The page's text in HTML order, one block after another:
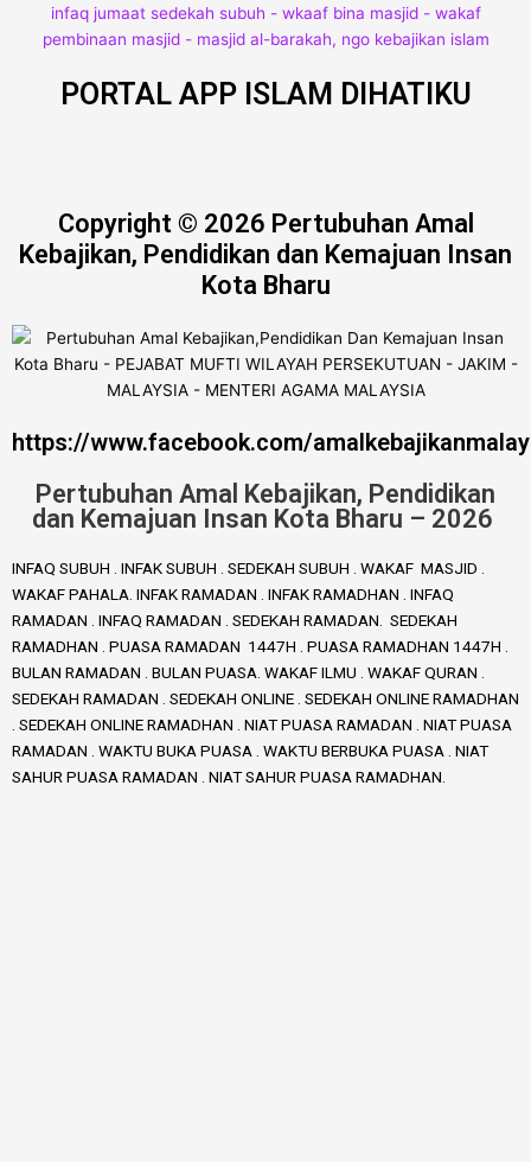
PORTAL APP ISLAM DIHATIKU
Copyright © 2026 Pertubuhan Amal
Kebajikan, Pendidikan dan Kemajuan Insan
Kota Bharu
https://www.facebook.com/
Pertubuhan Amal Kebajikan, Pendidikan
dan Kemajuan Insan Kota Bharu – 2026
INFAQ SUBUH . INFAK SUBUH . SEDEKAH SUBUH . WAKAF MASJID .
WAKAF PAHALA. INFAK RAMADAN . INFAK RAMADHAN . INFAQ
RAMADAN . INFAQ RAMADAN . SEDEKAH RAMADAN. SEDEKAH
RAMADHAN . PUASA RAMADAN 1447H . PUASA RAMADHAN 1447H .
BULAN RAMADAN . BULAN PUASA. WAKAF ILMU . WAKAF QURAN .
SEDEKAH RAMADAN . SEDEKAH ONLINE . SEDEKAH ONLINE RAMADHAN
. SEDEKAH ONLINE RAMADHAN . NIAT PUASA RAMADAN . NIAT PUASA
RAMADAN . WAKTU BUKA PUASA . WAKTU BERBUKA PUASA . NIAT
SAHUR PUASA RAMADAN . NIAT SAHUR PUASA RAMADHAN.